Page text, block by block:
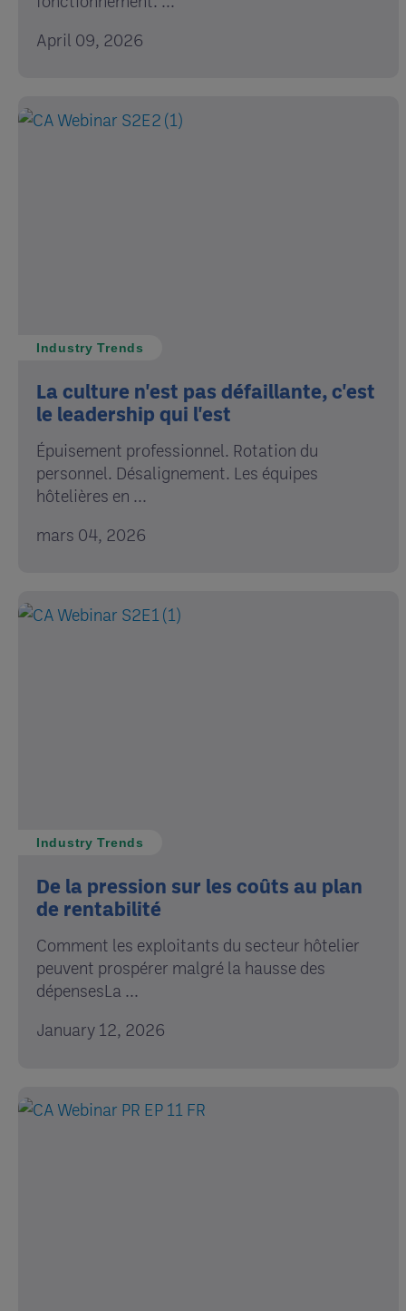
April 09, 2026
Industry Trends
La culture n'est pas défaillante, c'est
le leadership qui l'est
Épuisement professionnel. Rotation du
personnel. Désalignement. Les équipes
hôtelières en ...
mars 04, 2026
Industry Trends
De la pression sur les coûts au plan
de rentabilité
Comment les exploitants du secteur hôtelier
peuvent prospérer malgré la hausse des
dépensesLa ...
January 12, 2026